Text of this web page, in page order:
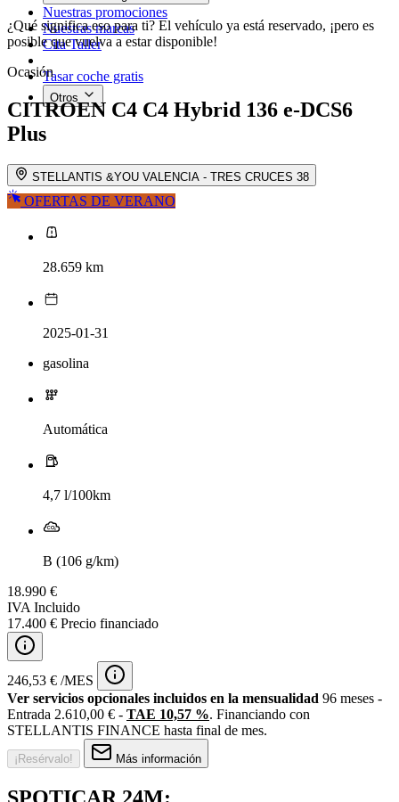
Nuestras promociones
Nuestras marcas
Cita Taller
Tasar coche gratis
Otros
¿Qué significa eso para ti? El vehículo ya está reservado, ¡pero es
posible que vuelva a estar disponible!
Ocasión
CITROEN C4 C4 Hybrid 136 e-DCS6
Plus
STELLANTIS &YOU VALENCIA - TRES CRUCES 38
OFERTAS DE VERANO
28.659 km
2025-01-31
gasolina
Automática
4,7 l/100km
B (106 g/km)
18.990 €
IVA Incluido
17.400 € Precio financiado
246,53 € /MES
Ver servicios opcionales incluidos en la mensualidad 96 meses -
Entrada 2.610,00 € - TAE 10,57 %. Financiando con
STELLANTIS FINANCE hasta final de mes.
¡Resérvalo! Más información
SPOTICAR 24M: